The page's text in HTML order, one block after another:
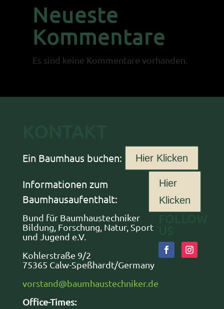
Neueste
Kommentare
Es sind keine Kommentare vorhanden.
Ein Baumhaus buchen: Hier Klicken
Informationen zum
Baumhausaufenthalt:
Hier
Klicken
Bund für Baumhaustechniker
Bildung, Forschung, Natur, Sport
und Jugend e.V.
Kohlerstraße 9/2
75365 Calw-Speßhardt/Germany
vorstand@baumhaustechniker.de
Office-Times: